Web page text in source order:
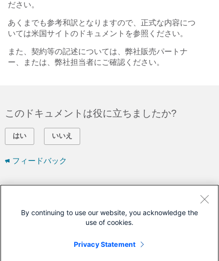
ださい。
あくまでも参考和訳となりますので、正式な内容につ
いては米国サイトのドキュメントを参照ください。
また、契約等の記述については、弊社販売パートナ
ー、または、弊社担当者にご確認ください。
このドキュメントは役に立ちましたか?
はい いいえ
フィードバック
サポート ケースをオープン
が必要です。)
このドキュメントは次の製品に対応しています
By continuing to use our website, you acknowledge the
use of cookies.
Privacy Statement